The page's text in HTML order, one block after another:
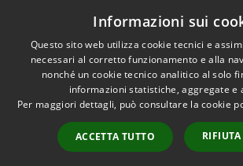
Dichiarazione di accessibilità
Accessibilità
Copyright
Informazioni sui
Questo sito web utilizza cookie tecnici e
necessari al corretto funzionamento e alla
nonché un cookie tecnico analitico al solo
informazioni statistiche, aggregate e
Per maggiori dettagli, può consultare la cookie
ACCETTA TUTTO